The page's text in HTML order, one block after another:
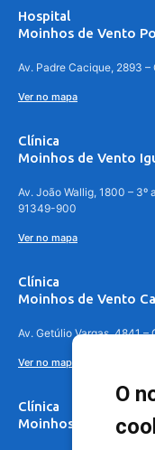
O
Hospital
Moinhos de Vento
Av. Padre Cacique, 2893
Ver no mapa
Clínica
Moinhos de Vento
Av. João Wallig, 1800 – 3º
91349-900
Ver no mapa
Clínica
Moinhos de Vento
Av. Getúlio Vargas, 4841
Ver no mapa
Clínica
Moinhos de Vento -